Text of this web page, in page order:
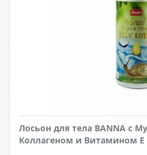
Лосьон для тела BANNA с
Коллагеном и Витамином Е